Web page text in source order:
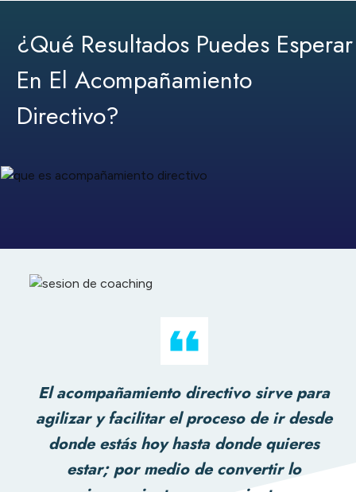
¿qué Resultados Puedes Esperar
En El Acompañamiento
Directivo?
El acompañamiento directivo sirve para
agilizar y facilitar el proceso de ir desde
donde estás hoy hasta donde quieres
estar; por medio de convertir lo